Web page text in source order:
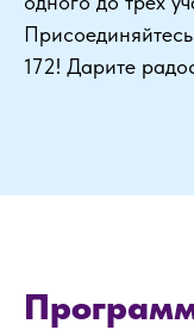
172! Дарите